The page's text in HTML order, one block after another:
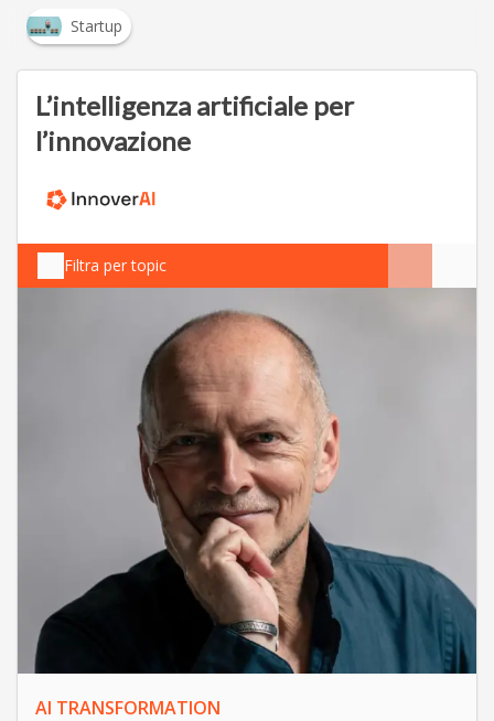
Startup
L’intelligenza artificiale per
l’innovazione
Filtra per topic
AI TRANSFORMATION